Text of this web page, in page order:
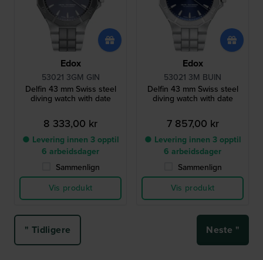
Edox
53021 3GM GIN
Delfin 43 mm Swiss steel
diving watch with date
8 333,00 kr
● Levering innen 3 opptil
6 arbeidsdager
Sammenlign
Vis produkt
Edox
53021 3M BUIN
Delfin 43 mm Swiss steel
diving watch with date
7 857,00 kr
● Levering innen 3 opptil
6 arbeidsdager
Sammenlign
Vis produkt
" Tidligere Neste "